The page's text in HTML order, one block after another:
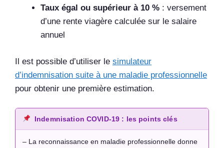
Taux égal ou supérieur à 10 % : versement
d’une rente viagère calculée sur le salaire
annuel
Il est possible d’utiliser le simulateur
d’indemnisation suite à une maladie professionnelle
pour obtenir une première estimation.
Indemnisation COVID-19 : les points clés
– La reconnaissance en maladie professionnelle donne